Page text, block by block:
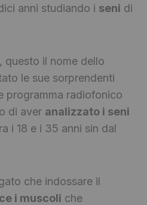
anni studiando i seni di
, questo il nome dello
le sue sorprendenti
programma radiofonico
di aver analizzato i seni
i 18 e i 35 anni sin dal
che indossare il
i muscoli che